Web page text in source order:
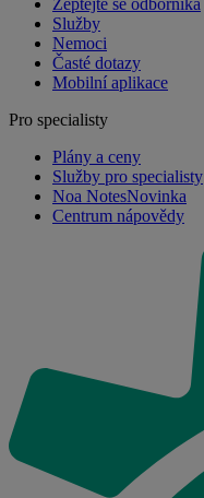
Služby
Nemoci
Časté dotazy
Mobilní aplikace
Pro specialisty
Plány a ceny
Služby pro specialisty
Noa NotesNovinka
Centrum nápovědy